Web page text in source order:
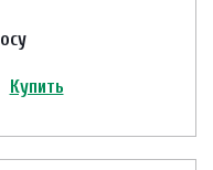
осу
Купить